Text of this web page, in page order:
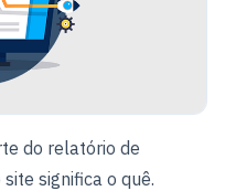
do relatório de
significa o quê.